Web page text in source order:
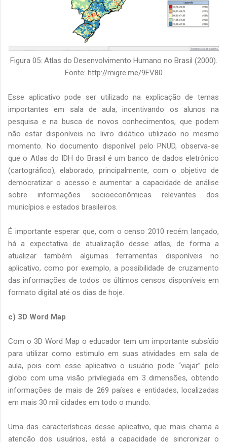
Figura 05: Atlas do Desenvolvimento Humano no Brasil (2000).
Fonte: http://migre.me/9FV80
Esse aplicativo pode ser utilizado na explicação de temas
importantes em sala de aula, incentivando os alunos na
pesquisa e na busca de novos conhecimentos, que podem
não estar disponíveis no livro didático utilizado no mesmo
momento. No documento disponível pelo PNUD, observa-se
que o Atlas do IDH do Brasil é um banco de dados eletrônico
(cartográfico), elaborado, principalmente, com o objetivo de
democratizar o acesso e aumentar a capacidade de análise
sobre informações socioeconômicas relevantes dos
municípios e estados brasileiros.
É importante esperar que, com o censo 2010 recém lançado,
há a expectativa de atualização desse atlas, de forma a
atualizar também algumas ferramentas disponíveis no
aplicativo, como por exemplo, a possibilidade de cruzamento
das informações de todos os últimos censos disponíveis em
formato digital até os dias de hoje.
c) 3D Word Map
Com o 3D Word Map o educador tem um importante subsídio
para utilizar como estimulo em suas atividades em sala de
aula, pois com esse aplicativo o usuário pode “viajar” pelo
globo com uma visão privilegiada em 3 dimensões, obtendo
informações de mais de 269 países e entidades, localizadas
em mais 30 mil cidades em todo o mundo.
Uma das características desse aplicativo, que mais chama a
atenção dos usuários, está a capacidade de sincronizar o